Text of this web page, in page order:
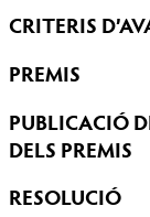
CRITERIS
PREMIS
PUBLICACIÓ
DELS PREMIS
RESOLUCIÓ